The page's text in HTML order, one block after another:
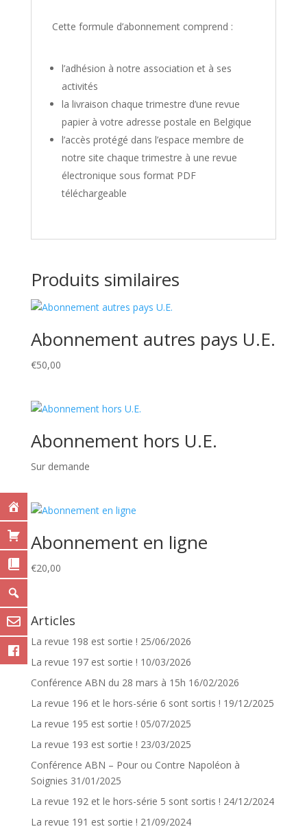
Cette formule d’abonnement comprend :
l’adhésion à notre association et à ses
activités
la livraison chaque trimestre d’une revue
papier à votre adresse postale en Belgique
l’accès protégé dans l’espace membre de
notre site chaque trimestre à une revue
électronique sous format PDF
téléchargeable
Produits similaires
Abonnement autres pays U.E.
€50,00
Abonnement hors U.E.
Sur demande
Abonnement en ligne
€20,00
Articles
La revue 198 est sortie ! 25/06/2026
La revue 197 est sortie ! 10/03/2026
Conférence ABN du 28 mars à 15h 16/02/2026
La revue 196 et le hors-série 6 sont sortis ! 19/12/2025
La revue 195 est sortie ! 05/07/2025
La revue 193 est sortie ! 23/03/2025
Conférence ABN – Pour ou Contre Napoléon à
Soignies 31/01/2025
La revue 192 et le hors-série 5 sont sortis ! 24/12/2024
La revue 191 est sortie ! 21/09/2024